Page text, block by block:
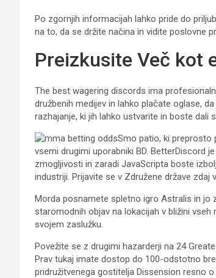
Po zgornjih informacijah lahko pride do
na to, da se držite načina in vidite poslovne
Preizkusite Več kot
The best wagering discords ima
družbenih medijev in lahko plačate oglase,
razhajanje, ki jih lahko ustvarite in boste
Smo patio, ki preprosto
vsemi drugimi uporabniki BD. BetterDiscord
zmogljivosti in zaradi JavaScripta boste
industriji. Prijavite se v Združene države
Morda posnamete spletno igro Astralis in jo
staromodnih objav na lokacijah v bližini
svojem zaslužku.
Povežite se z drugimi hazarderji na 24
Prav tukaj imate dostop do 100-odstotno
pridružitvenega gostitelja Dissension resno